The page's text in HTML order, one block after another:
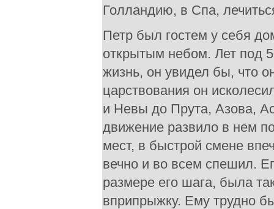
Голландию, в Спа,
Петр был гостем у себя
открытым небом. Лет под
жизнь, он увидел бы, что
царствования он
и Невы до Прута, Азова,
движение развило в нем
мест, в быстрой смене
вечно и во всем спешил.
размере его шага, была
вприпрыжку. Ему трудно